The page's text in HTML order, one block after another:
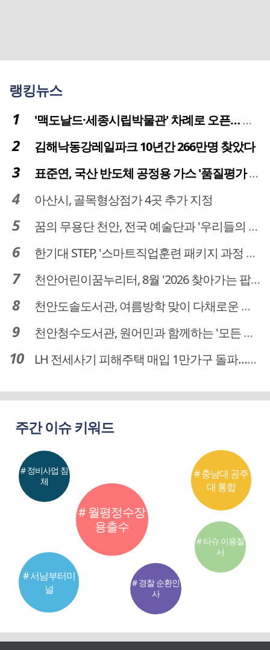
랭킹뉴스
'맥도날드·세종시립박물관' 차례로 오픈… 고운동 정주여건 좋아진다
김해낙동강레일파크 10년간 266만명 찾았다
표준연, 국산 반도체 공정용 가스 '품질평가 체계' 구축
아산시, 골목형상점가 4곳 추가 지정
꿈의 무용단 천안, 전국 예술단과 '우리들의 하모니' 선보여
한기대 STEP, '스마트직업훈련 패키지 과정 3기' 모집
천안어린이꿈누리터, 8월 '2026 찾아가는 팝업놀이터' 운영
천안도솔도서관, 여름방학 맞이 다채로운 독서문화 프로그램 운영
천안청수도서관, 원어민과 함께하는 '모든 영어 모든 독서' 운영
LH 전세사기 피해주택 매입 1만가구 돌파…피해 인정도 4만건 넘어
주간 이슈 키워드
# 월평정수장
용출수
# 서남부터미
널
# 충남대 공주
대 통합
# 정비사업 침
체
# 경찰 순환인
사
# 타슈 이용질
서